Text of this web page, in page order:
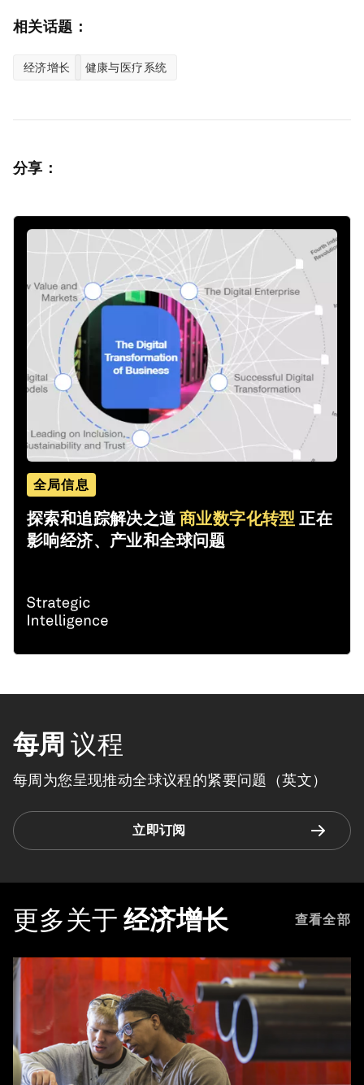
相关话题：
经济增长 健康与医疗系统
分享：
全局信息
探索和追踪解决之道商业数字化转型 正在
影响经济、产业和全球问题
每周 议程
每周为您呈现推动全球议程的紧要问题（英文）
立即订阅
更多关于 经济增长 查看全部